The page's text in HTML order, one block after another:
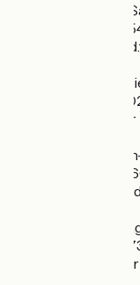
17940 Rivedoux :
Tél. : 05 46 09 97
17740 Sainte-
Tél. : 05 46 43 04
lanoue@cycland.fr
17410 Saint-
Tél. : 05 46 09 08
st-
17580 Le Bois-
Tél. : 05 46 35 08
le-bois@cycland.fr